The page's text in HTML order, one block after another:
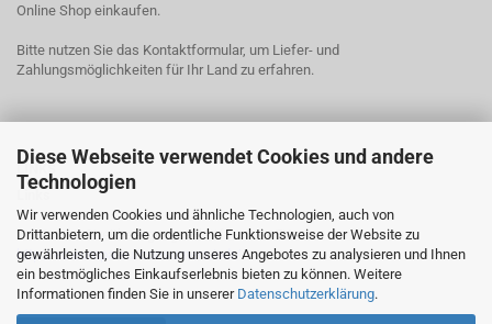
Diese Webseite verwendet Cookies und andere
Technologien
Wir verwenden Cookies und ähnliche Technologien, auch von
Drittanbietern, um die ordentliche Funktionsweise der Website zu
gewährleisten, die Nutzung unseres Angebotes zu analysieren und Ihnen
ein bestmögliches Einkaufserlebnis bieten zu können. Weitere
Informationen finden Sie in unserer Datenschutzerklärung.
Online Shop einkaufen.
Bitte nutzen Sie das Kontaktformular, um Liefer- und
Zahlungsmöglichkeiten für Ihr Land zu erfahren.
LINKS
Zur Online-Streitbeilegungs-Plattform der EU
http://ec.europa.eu/consumers/odr/